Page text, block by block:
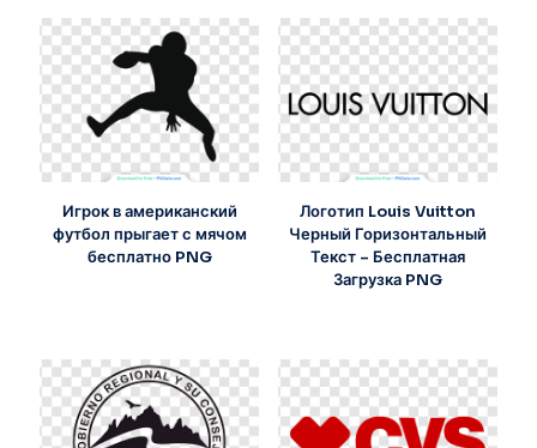
Игрок в американский
футбол прыгает с мячом
бесплатно PNG
Логотип Louis Vuitton
Черный Горизонтальный
Текст – Бесплатная
Загрузка PNG